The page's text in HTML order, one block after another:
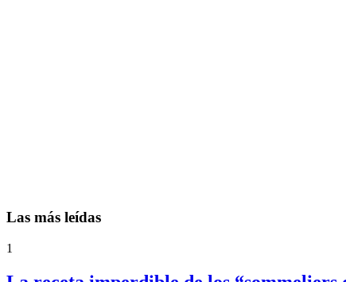
Las más leídas
1